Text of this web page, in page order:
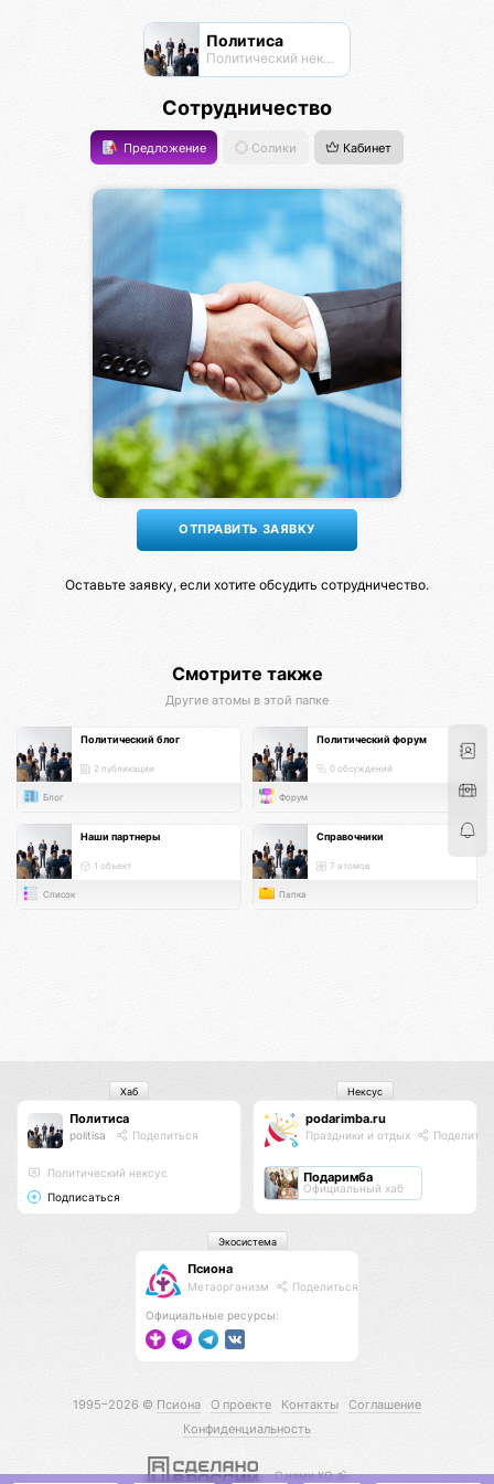
Политиса
Политический нексус
Сотрудничество
Предложение Солики Кабинет
Оставьте заявку, если хотите обсудить сотрудничество.
Смотрите также
Другие атомы в этой папке
Политический блог
2 публикации
Блог
Политический форум
0 обсуждений
Форум
Наши партнеры
1 объект
Список
Справочники
7 атомов
Папка
Политиса
politisa Поделиться
Политический нексус
Подписаться
Хаб
podarimba.ru
Праздники и отдых
Подаримба
Официальный хаб
Нексус
Псиона
Метаорганизм Поделиться
Официальные ресурсы:
Экосистема
1995–2026 © Псиона О проекте Контакты
Соглашение
Конфиденциальность
С нами КО 🕉️